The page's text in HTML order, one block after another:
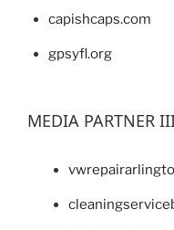
capishcaps.com
gpsyfl.org
MEDIA PARTNER